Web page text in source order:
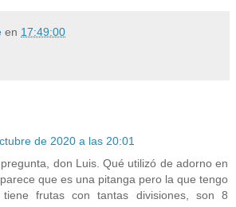
en 17:49:00
de 2020 a las 20:01
don Luis. Qué utilizó de adorno en
que es una pitanga pero la que tengo
frutas con tantas divisiones, son 8